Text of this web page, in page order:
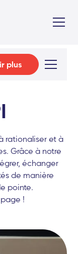
plus
rationaliser et à
Grâce à notre
échanger
de manière
pointe.
!